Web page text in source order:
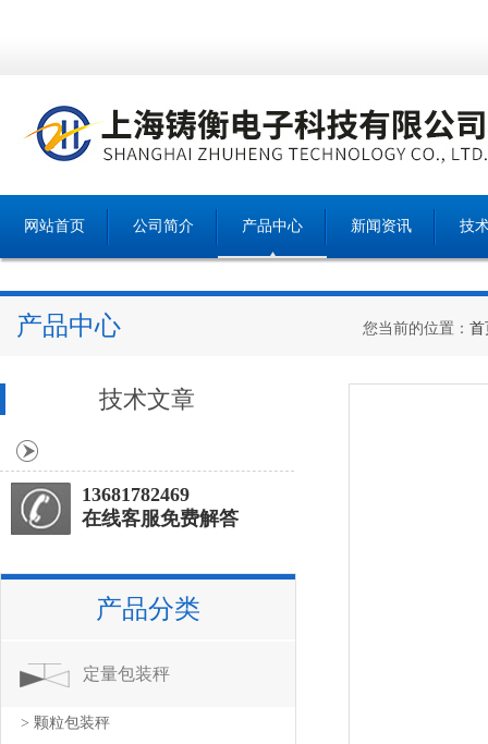
网站首页 公司简介 产品中心 新闻资讯 技
产品中心 您当前的位置： 首
技术文章
13681782469
在线客服免费解答
产品分类
定量包装秤
> 颗粒包装秤